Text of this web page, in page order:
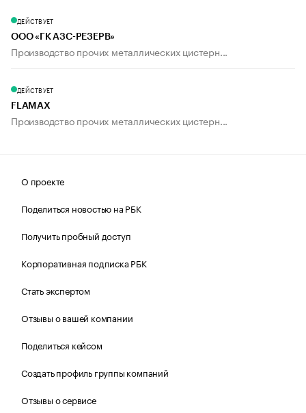
ДЕЙСТВУЕТ
ООО «ГК АЗС-РЕЗЕРВ»
Производство прочих металлических цистерн...
ДЕЙСТВУЕТ
FLAMAX
Производство прочих металлических цистерн...
О проекте
Поделиться новостью на РБК
Получить пробный доступ
Корпоративная подписка РБК
Стать экспертом
Отзывы о вашей компании
Поделиться кейсом
Создать профиль группы компаний
Отзывы о сервисе